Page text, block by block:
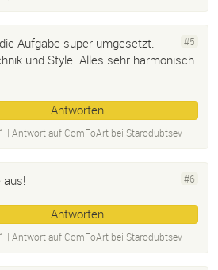
#5
Aufgabe super umgesetzt.
und Style. Alles sehr harmonisch.
Antworten
| Antwort aufComFoArt bei Starodubtsev
#6
aus!
Antworten
| Antwort aufComFoArt bei Starodubtsev